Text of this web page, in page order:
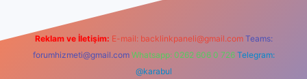
Reklam ve İletişim: E-mail: backlinkpaneli@gmail.com Teams:
forumhizmeti@gmail.com Whatsapp: 0262 606 0 726 Telegram:
@karabul